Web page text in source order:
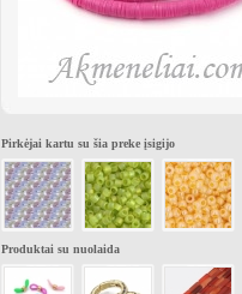
Pirkėjai kartu su šia preke įsigijo
Produktai su nuolaida